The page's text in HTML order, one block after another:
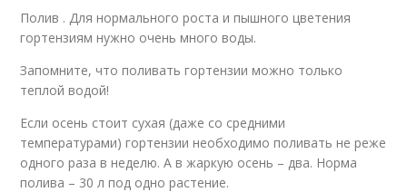
Крупнолистные
гортензии
Гортензии в
открытый грунт
Уход за
крупнолистной
гортензией
Полив . Для нормального роста и пышного цветения
гортензиям нужно очень много воды.
Запомните, что поливать гортензии можно только
теплой водой!
Если осень стоит сухая (даже со средними
температурами) гортензии необходимо поливать не реже
одного раза в неделю. А в жаркую осень – два. Норма
полива – 30 л под одно растение.